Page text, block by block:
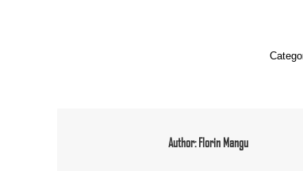
Author:Florin Mangu